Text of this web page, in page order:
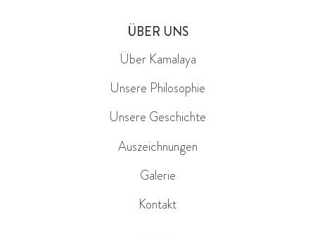
ÜBER UNS
Über Kamalaya
Unsere Philosophie
Unsere Geschichte
Auszeichnungen
Galerie
Kontakt